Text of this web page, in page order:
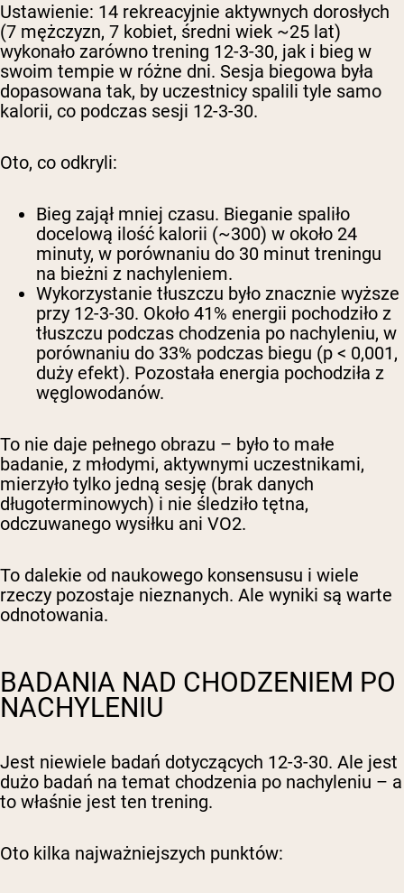
Ustawienie: 14 rekreacyjnie aktywnych dorosłych
(7 mężczyzn, 7 kobiet, średni wiek ~25 lat)
wykonało zarówno trening 12-3-30, jak i bieg w
swoim tempie w różne dni. Sesja biegowa była
dopasowana tak, by uczestnicy spalili tyle samo
kalorii, co podczas sesji 12-3-30.
Oto, co odkryli:
Bieg zajął mniej czasu. Bieganie spaliło
docelową ilość kalorii (~300) w około 24
minuty, w porównaniu do 30 minut treningu
na bieżni z nachyleniem.
Wykorzystanie tłuszczu było znacznie wyższe
przy 12-3-30. Około 41% energii pochodziło z
tłuszczu podczas chodzenia po nachyleniu, w
porównaniu do 33% podczas biegu (p < 0,001,
duży efekt). Pozostała energia pochodziła z
węglowodanów.
To nie daje pełnego obrazu – było to małe
badanie, z młodymi, aktywnymi uczestnikami,
mierzyło tylko jedną sesję (brak danych
długoterminowych) i nie śledziło tętna,
odczuwanego wysiłku ani VO2.
To dalekie od naukowego konsensusu i wiele
rzeczy pozostaje nieznanych. Ale wyniki są warte
odnotowania.
BADANIA NAD CHODZENIEM PO
NACHYLENIU
Jest niewiele badań dotyczących 12-3-30. Ale jest
dużo badań na temat chodzenia po nachyleniu – a
to właśnie jest ten trening.
Oto kilka najważniejszych punktów: